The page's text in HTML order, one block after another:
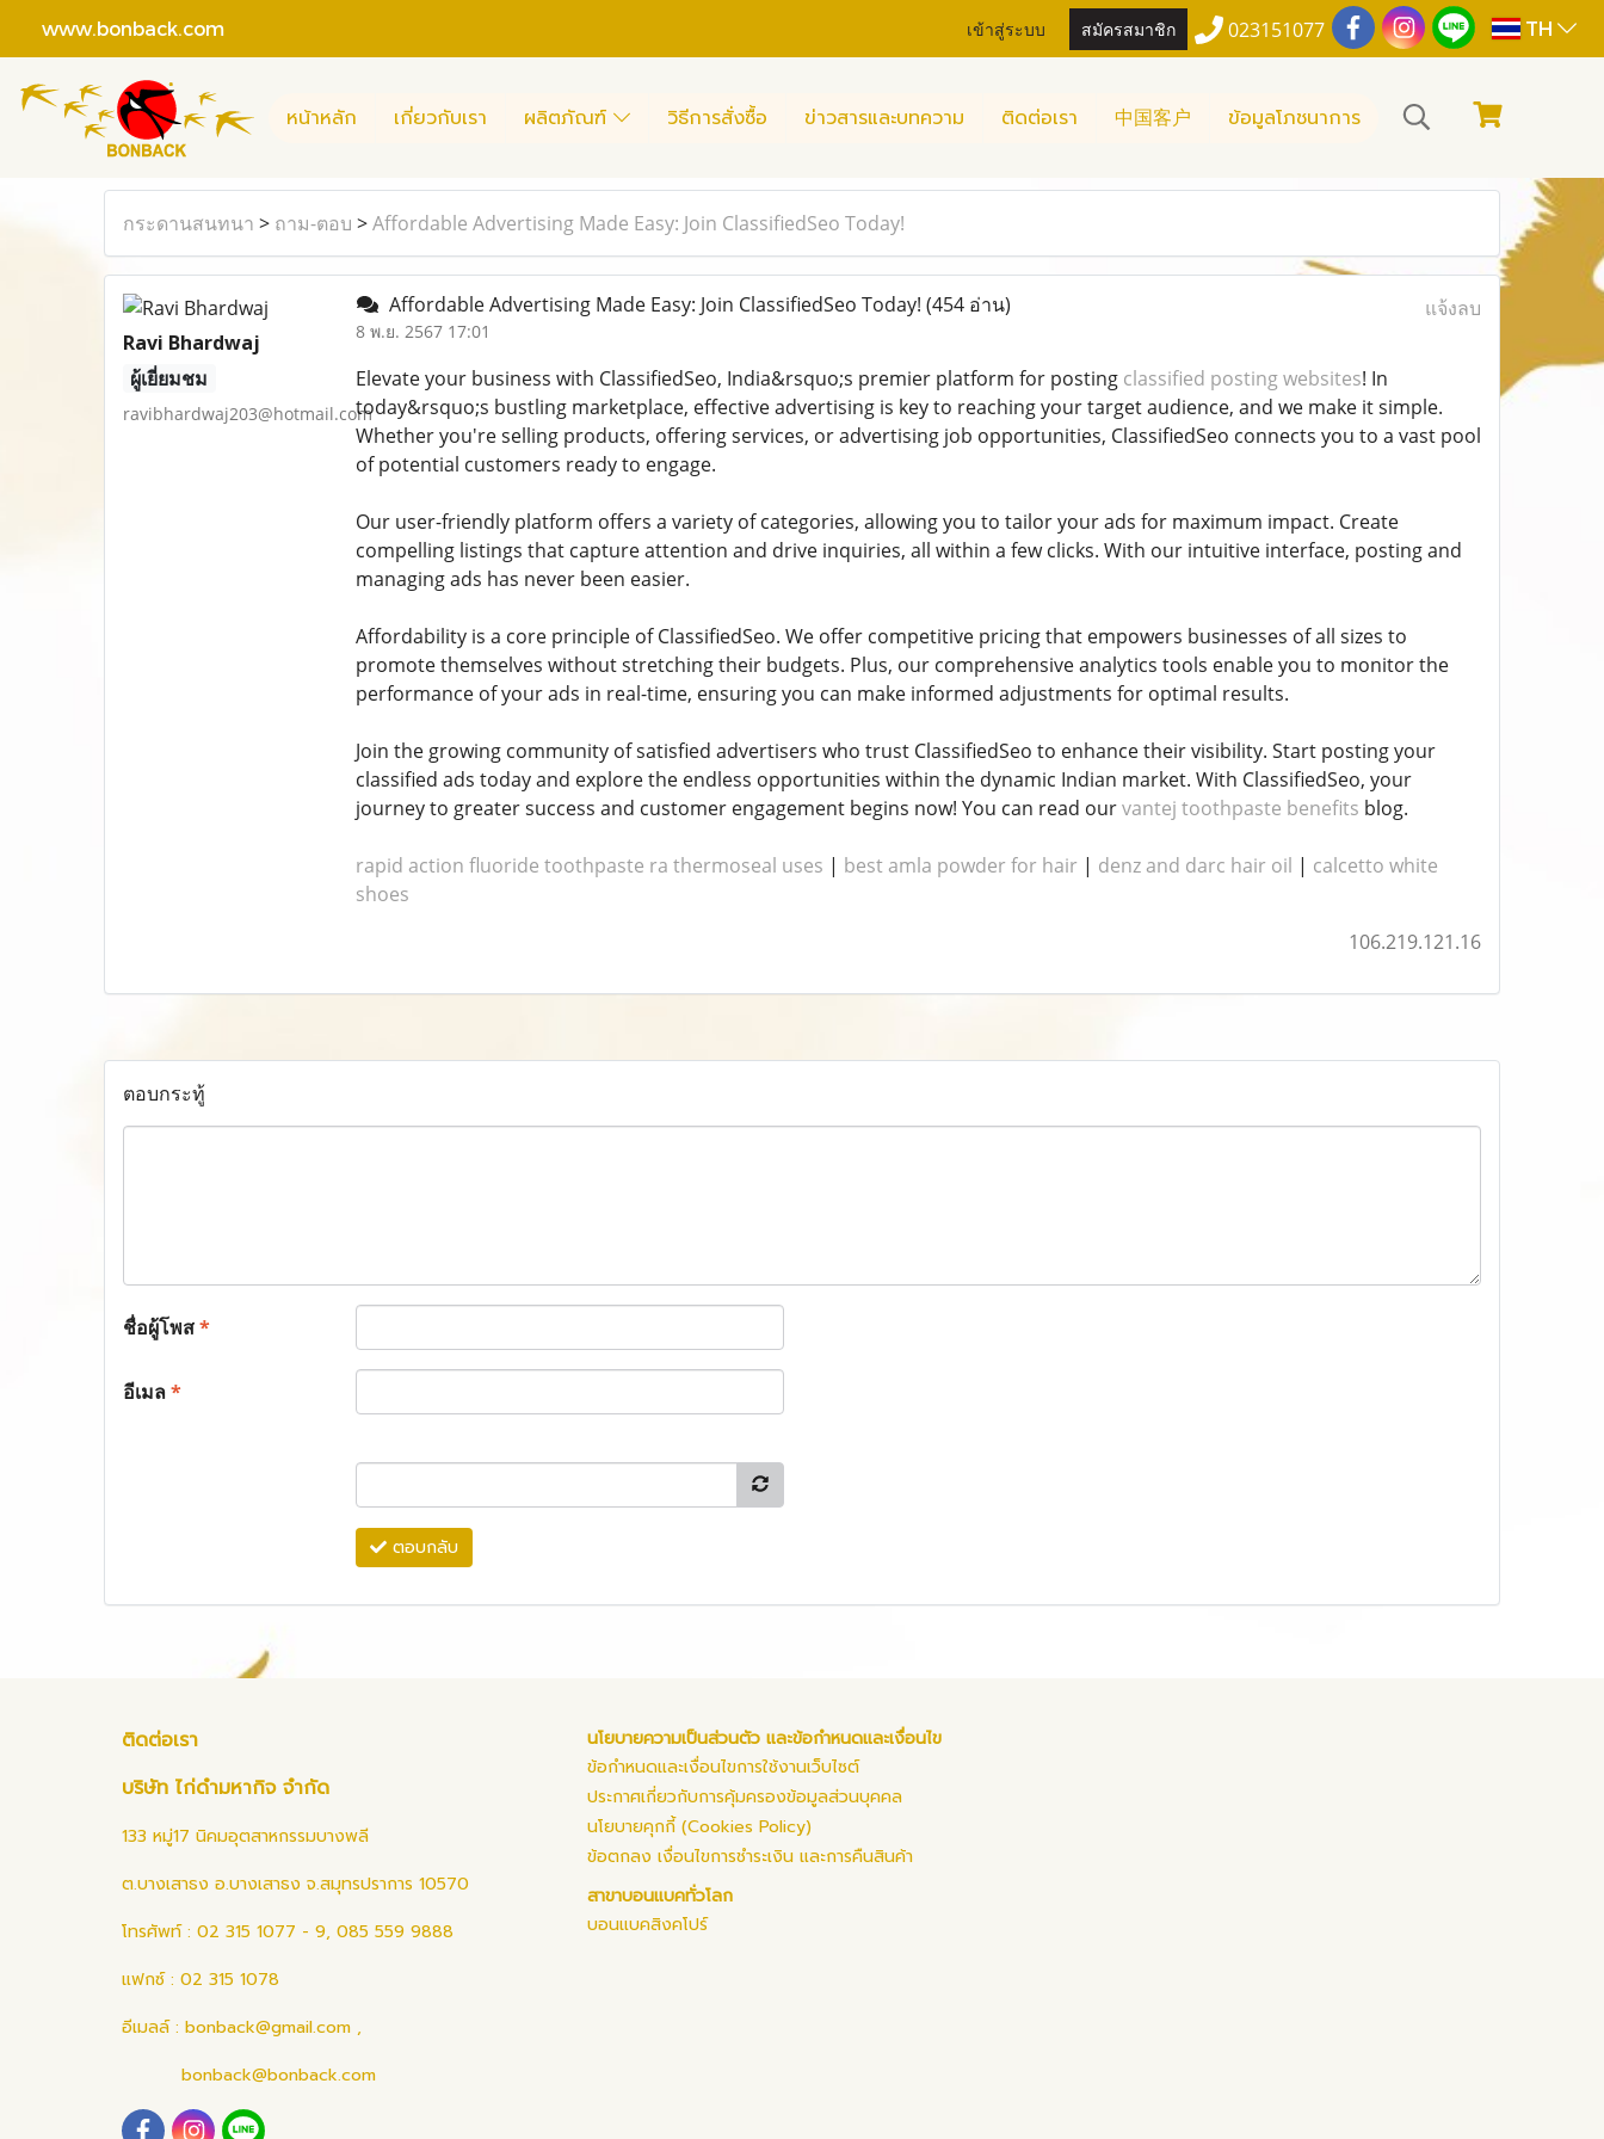
www.bonback.com เข้าสู่ระบบ สมัครสมาชิก 023151077 TH
หน้าหลัก เกี่ยวกับเรา ผลิตภัณฑ์ วิธีการสั่งซื้อ ข่าวสารและบทความ ติดต่อเรา 中国客户 ข้อมูลโภชนาการ
กระดานสนทนา > ถาม-ตอบ >Affordable Advertising Made Easy: Join ClassifiedSeo Today!
Ravi Bhardwaj
ผู้เยี่ยมชม
ravibhardwaj203@hotmail.com
Affordable Advertising Made Easy: Join ClassifiedSeo Today! (454 อ่าน)
8 พ.ย. 2567 17:01
แจ้งลบ
Elevate your business with ClassifiedSeo, India&rsquo;s premier platform for posting classified posting websites! In
today&rsquo;s bustling marketplace, effective advertising is key to reaching your target audience, and we make it simple.
Whether you're selling products, offering services, or advertising job opportunities, ClassifiedSeo connects you to a vast pool
of potential customers ready to engage.
Our user-friendly platform offers a variety of categories, allowing you to tailor your ads for maximum impact. Create
compelling listings that capture attention and drive inquiries, all within a few clicks. With our intuitive interface, posting and
managing ads has never been easier.
Affordability is a core principle of ClassifiedSeo. We offer competitive pricing that empowers businesses of all sizes to
promote themselves without stretching their budgets. Plus, our comprehensive analytics tools enable you to monitor the
performance of your ads in real-time, ensuring you can make informed adjustments for optimal results.
Join the growing community of satisfied advertisers who trust ClassifiedSeo to enhance their visibility. Start posting your
classified ads today and explore the endless opportunities within the dynamic Indian market. With ClassifiedSeo, your
journey to greater success and customer engagement begins now! You can read ourvantej toothpaste benefits blog.
rapid action fluoride toothpaste ra thermoseal uses | best amla powder for hair | denz and darc hair oil | calcetto white
shoes
106.219.121.16
ตอบกระทู้
ชื่อผู้โพส*
อีเมล*
ตอบกลับ
ติดต่อเรา
บริษัท ไก่ดำมหากิจ จำกัด
133 หมู่17 นิคมอุตสาหกรรมบางพลี
ต.บางเสาธง อ.บางเสาธง จ.สมุทรปราการ 10570
โทรศัพท์ : 02 315 1077 - 9, 085 559 9888
แฟกซ์ : 02 315 1078
อีเมลล์ : bonback@gmail.com ,
bonback@bonback.com
นโยบายความเป็นส่วนตัว และข้อกำหนดและเงื่อนไข
ข้อกำหนดและเงื่อนไขการใช้งานเว็บไซต์
ประกาศเกี่ยวกับการคุ้มครองข้อมูลส่วนบุคคล
นโยบายคุกกี้ (Cookies Policy)
ข้อตกลง เงื่อนไขการชำระเงิน และการคืนสินค้า
สาขาบอนแบคทั่วโลก
บอนแบคสิงคโปร์